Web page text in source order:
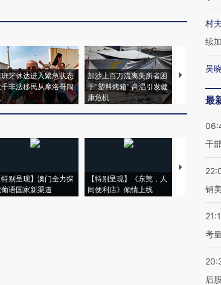
牙休达进入紧急状态
非法移民从摩洛哥闯
加沙上百万流离失所者困
于“塑料烤箱” 高温引发健
康危机
马航飞行员
粒摇头丸
特别呈现】澳门全力探
语国家新渠道
【特别呈现】《东莞，人
间便利店》倾情上线
【推广】走
村
续
吴
最
干
销
考
后